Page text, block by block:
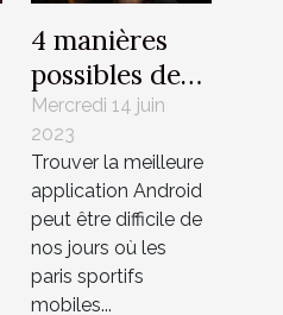
4 manières
possibles de
trouver une
meilleure
application de
paris sportif
sur Android
Mercredi 14 juin
2023
Trouver la meilleure
application Android
peut être difficile de
nos jours où les
paris sportifs
mobiles...